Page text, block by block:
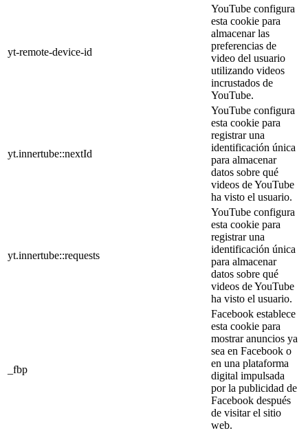
yt-remote-device-id
YouTube configura
esta cookie para
almacenar las
preferencias de
video del usuario
utilizando videos
incrustados de
YouTube.
yt.innertube::nextId
YouTube configura
esta cookie para
registrar una
identificación única
para almacenar
datos sobre qué
videos de YouTube
ha visto el usuario.
yt.innertube::requests
YouTube configura
esta cookie para
registrar una
identificación única
para almacenar
datos sobre qué
videos de YouTube
ha visto el usuario.
_fbp
Facebook establece
esta cookie para
mostrar anuncios ya
sea en Facebook o
en una plataforma
digital impulsada
por la publicidad de
Facebook después
de visitar el sitio
web.